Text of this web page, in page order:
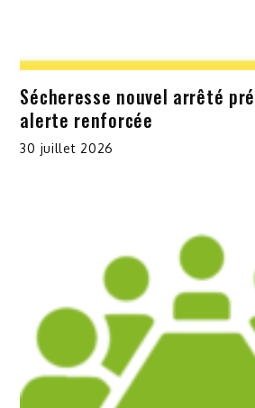
Sécheresse nouvel arrêté
alerte renforcée
30 juillet 2026